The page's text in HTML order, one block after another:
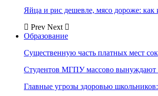
Яйца и рис дешевле, мясо дороже:
Prev Next
Образование
Существенную часть платных мест
Студентов МГПУ массово вынуждают
Главные угрозы здоровью